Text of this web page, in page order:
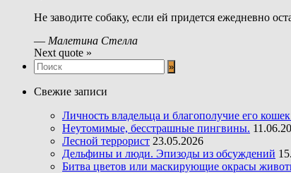
Не заводите собаку, если ей придется ежедневно
— Малетина Стелла
Next quote »
Свежие записи
Личность владельца и благополучие его
Неутомимые, бесстрашные пингвины.
Лесной террорист 23.05.2026
Дельфины и люди. Эпизоды из обсуждений
Битва цветов или маскирующие окрасы